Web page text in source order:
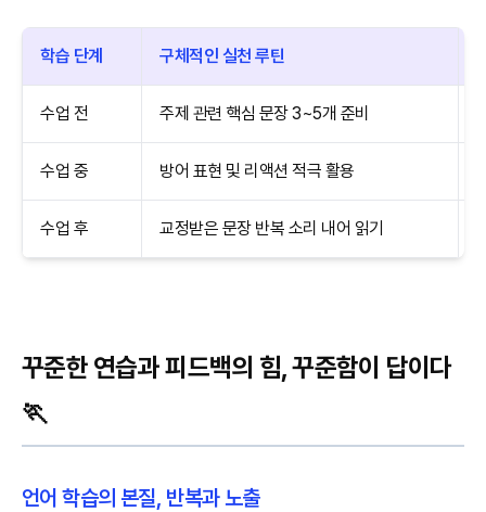
학습 단계 구체적인 실천 루틴
수업 전 주제 관련 핵심 문장 3~5개 준비
수업 중 방어 표현 및 리액션 적극 활용
수업 후 교정받은 문장 반복 소리 내어 읽기
꾸준한 연습과 피드백의 힘, 꾸준함이 답이다
🏃
언어 학습의 본질, 반복과 노출